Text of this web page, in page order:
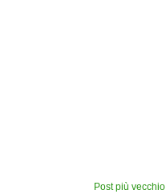
Post più vecchio